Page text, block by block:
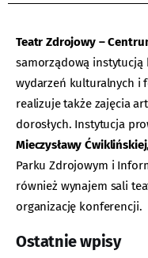
Teatr Zdrojowy –
samorządową
wydarzeń kulturalnych i
realizuje także zajęcia
dorosłych. Instytucja
Mieczysławy Ćwiklińskiej
Parku Zdrojowym i
również wynajem sali
organizację konferencji.
Ostatnie wpisy